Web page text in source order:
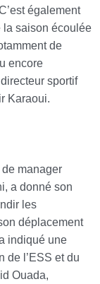
également
la saison écoulée
de
encore
sportif
Karaoui.
manager
a donné son
les
déplacement
indiqué une
de l’ESS et du
Ouada,